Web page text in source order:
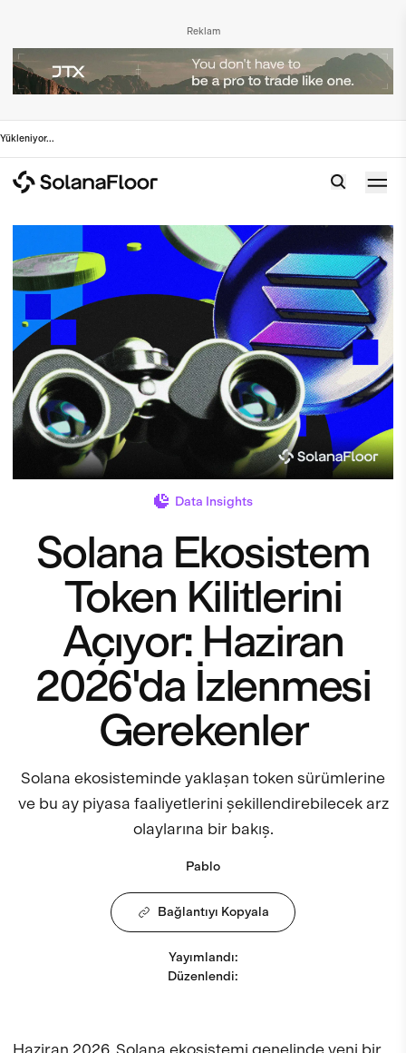
Reklam
Yükleniyor...
Data Insights
Solana Ekosistem
Token Kilitlerini
Açıyor: Haziran
2026'da İzlenmesi
Gerekenler
Solana ekosisteminde yaklaşan token sürümlerine
ve bu ay piyasa faaliyetlerini şekillendirebilecek arz
olaylarına bir bakış.
Pablo
Bağlantıyı Kopyala
Yayımlandı:
Düzenlendi: